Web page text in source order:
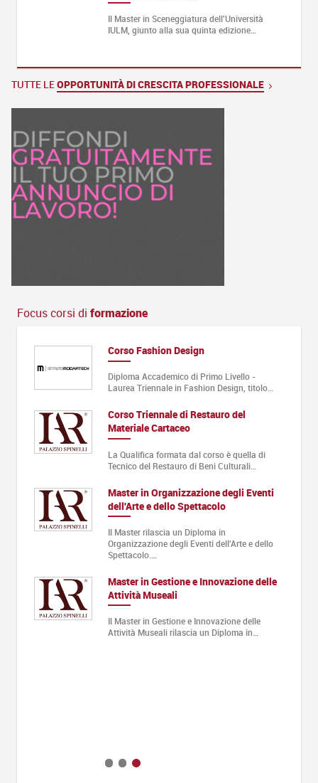
Il Master in Sceneggiatura dell'Università
IULM, giunto alla sua quinta edizione…
TUTTE LEOPPORTUNITÀ DI CRESCITA PROFESSIONALE
Focus corsi di formazione
Corso Fashion Design
Diploma Accademico di Primo Livello -
Laurea Triennale in Fashion Design, titolo…
Corso Triennale di Restauro del
Materiale Cartaceo
La Qualifica formata dal corso è quella di
Tecnico del Restauro di Beni Culturali…
Master in Organizzazione degli Eventi
dell'Arte e dello Spettacolo
Il Master rilascia un Diploma in
Organizzazione degli Eventi dell'Arte e dello
Spettacolo.…
Master in Gestione e Innovazione delle
Attività Museali
Il Master in Gestione e Innovazione delle
Attività Museali rilascia un Diploma in…